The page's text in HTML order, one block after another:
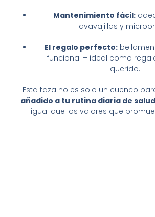
Mantenimiento fácil:
lavavajillas y
El regalo perfecto:
funcional – ideal como
querido.
Esta taza no es solo un cuenco
añadido a tu rutina diaria de
igual que los valores que